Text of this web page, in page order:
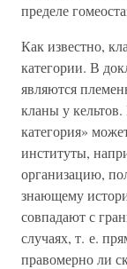
пределе
Как известно,
категории. В
являются
кланы у
категория»
институты,
организацию,
знающему
совпадают с
случаях, т. е.
правомерно ли